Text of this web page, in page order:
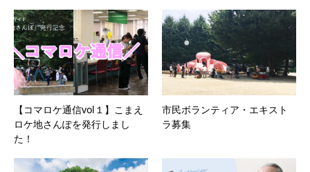
【コマロケ通信vol１】こまえ
ロケ地さんぽを発行しまし
た！
市民ボランティア・エキスト
ラ募集